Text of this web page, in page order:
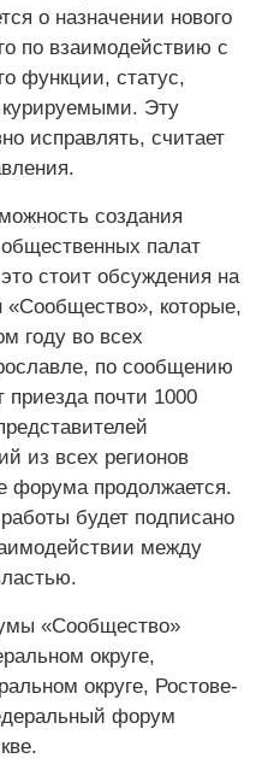
о назначении нового
по взаимодействию с
функции, статус,
курируемыми. Эту
исправлять, считает
создания
палат
стоит обсуждения на
которые,
году во всех
по сообщению
почти 1000
из всех регионов
форума продолжается.
будет подписано
между
«Сообщество»
округе,
округе, Ростове-
форум